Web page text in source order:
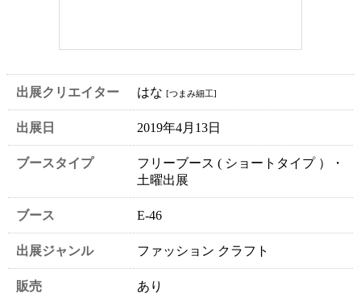
出展クリエイター はな [つまみ細工]
出展日 2019年4月13日
ブースタイプ
フリーブース ( ショートタイプ ）・
土曜出展
ブース E-46
出展ジャンル ファッション クラフト
販売 あり